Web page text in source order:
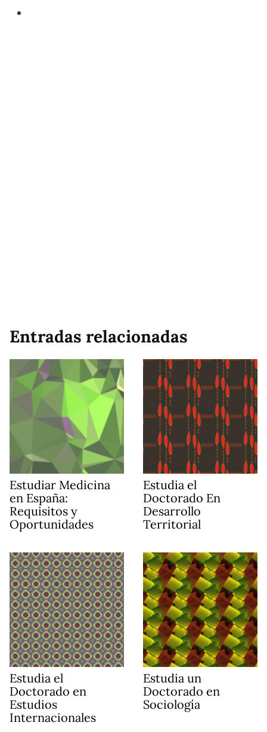
Entradas relacionadas
Estudiar Medicina
en España:
Requisitos y
Oportunidades
Estudia el
Doctorado En
Desarrollo
Territorial
Estudia el
Doctorado en
Estudios
Internacionales
Estudia un
Doctorado en
Sociología